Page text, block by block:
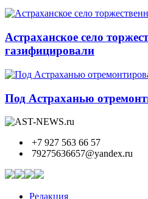
Астраханское село
газифицировали
Под Астраханью
+7 927 563 66 57
79275636657@yandex.ru
Редакция